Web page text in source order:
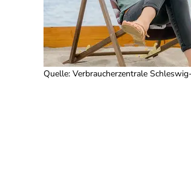
Quelle: Verbraucherzentrale